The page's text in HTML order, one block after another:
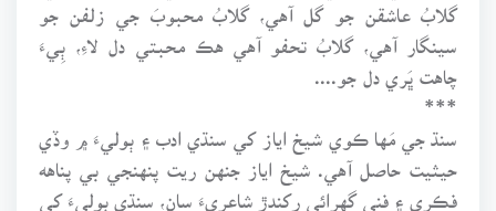
گلابُ عاشقن جو گل آهي، گلابُ محبوبَ جي زلفن جو
سينگار آهي، گلابُ تحفو آهي هڪ محبتي دل لاءِ، ٻِيءَ
چاهت ڀَري دل جو....
***
سنڌ جي مَها ڪوي شيخ اياز کي سنڌي ادب ۽ ٻوليءَ ۾ وڏي
حيثيت حاصل آهي. شيخ اياز جنهن ريت پنهنجي بي پناهه
فڪرِي ۽ فني گهرائي رکندڙ شاعريءَ سان، سنڌي ٻوليءَ کي